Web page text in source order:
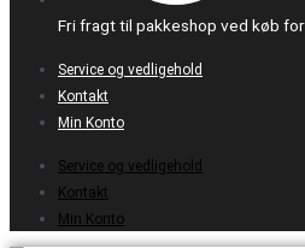
Fri fragt til pakkeshop ved køb
Service og vedligehold
Kontakt
Min Konto
Service og vedligehold
Kontakt
Min Konto